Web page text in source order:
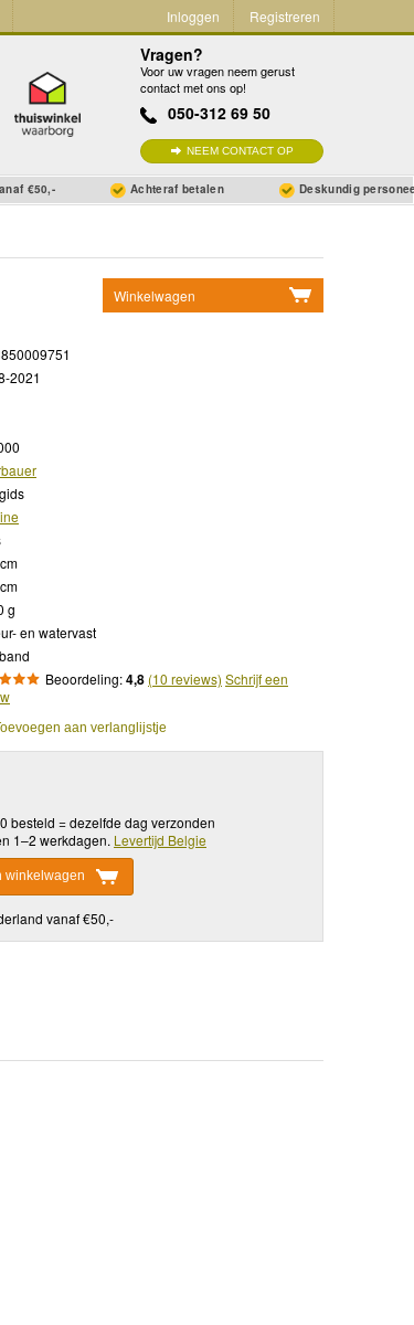
Inloggen Registreren
Vragen?
Voor uw vragen neem gerust
contact met ons op!
050-312 69 50
NEEM CONTACT OP
€50,- Achteraf betalen Deskundig
Winkelwagen
2021
g
en watervast
Beoordeling:4,8 (10 reviews) Schrijf een
aan verlanglijstje
besteld = dezelfde dag verzonden
1–2 werkdagen. Levertijd Belgie
winkelwagen
vanaf €50,-